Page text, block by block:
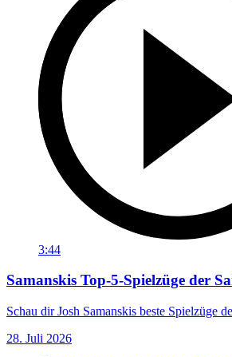
3:44
Samanskis Top-5-Spielzüge der
Schau dir Josh Samanskis beste Spielzüge
28. Juli 2026